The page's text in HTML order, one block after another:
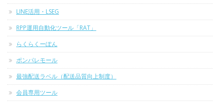
LINE活用・LSEG
RPP運用自動化ツール「RAT」
らくらくーぽん
ポンパレモール
最強配送ラベル（配送品質向上制度）
会員専用ツール